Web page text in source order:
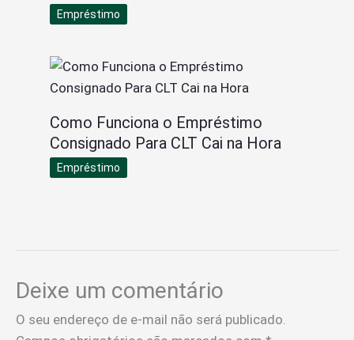
Empréstimo
Como Funciona o Empréstimo
Consignado Para CLT Cai na Hora
Empréstimo
Deixe um comentário
O seu endereço de e-mail não será publicado.